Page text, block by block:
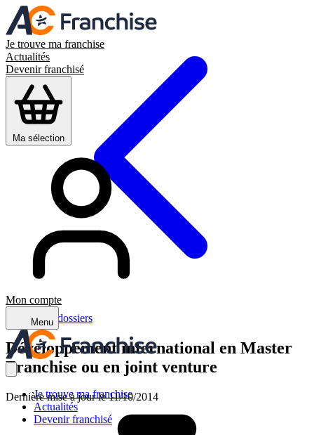
Je trouve ma franchise
Actualités
Devenir franchisé
Ma sélection
Mon compte
Menu
Je trouve ma franchise
Actualités
Devenir franchisé
Retour aux dossiers
Développement international en Master
Franchise ou en joint venture
Dernière mise à jour le 11/10/2014